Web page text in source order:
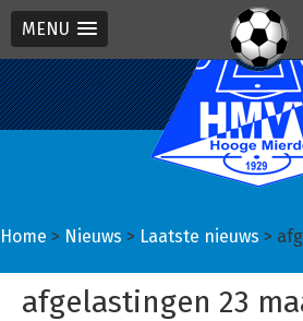
MENU
Spring
naar
de
Door
naar
de
Spring
naar
de
Home > Nieuws > Laatste nieuws >
afgelastingen 23